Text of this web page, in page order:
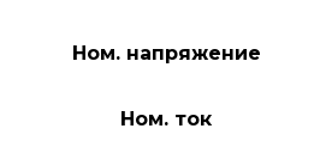
Ном. напряжение
Ном. ток